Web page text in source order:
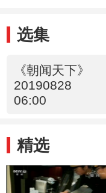
选集
《朝闻天下》
20190828
06:00
精选